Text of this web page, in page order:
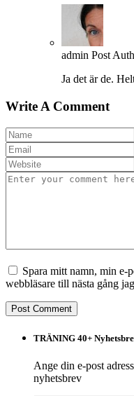
admin Post
Ja det är de.
Write A Comment
Spara mitt namn, min e-
webbläsare till nästa gång
TRÄNING 40+
Ange din e-post
nyhetsbrev